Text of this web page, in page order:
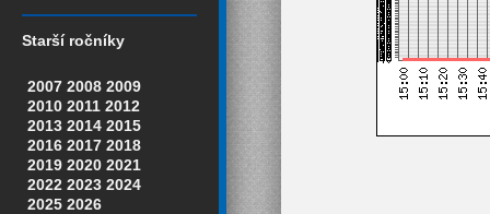
Starší ročníky
2007 2008 2009
2010 2011 2012
2013 2014 2015
2016 2017 2018
2019 2020 2021
2022 2023 2024
2025 2026